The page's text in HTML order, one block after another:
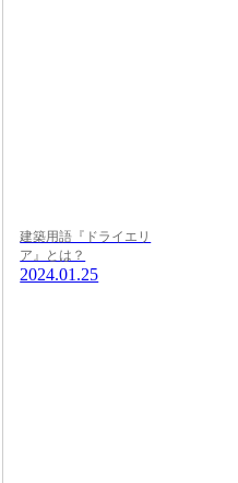
建築用語『ドライエリ
ア』とは？
2024.01.25